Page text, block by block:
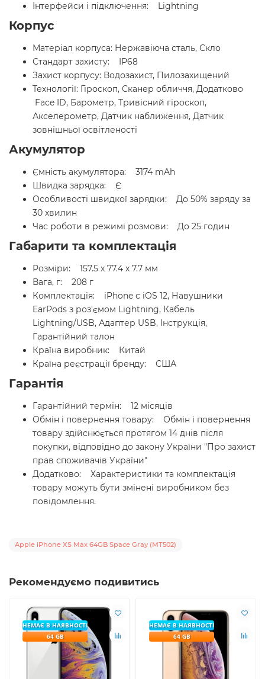
Інтерфейси і підключення: Lightning
Корпус
Матеріал корпуса: Нержавіюча сталь, Скло
Стандарт захисту: IP68
Захист корпусу: Водозахист, Пилозахищений
Технології: Гіроскоп, Сканер обличчя, Додатково
Face ID, Барометр, Тривісний гіроскоп,
Акселерометр, Датчик наближення, Датчик
зовнішньої освітленості
Акумулятор
Ємність акумулятора: 3174 mAh
Швидка зарядка: Є
Особливості швидкої зарядки: До 50% заряду за
30 хвилин
Час роботи в режимі розмови: До 25 годин
Габарити та комплектація
Розміри: 157.5 x 77.4 x 7.7 мм
Вага, г: 208 г
Комплектація: iPhone с iOS 12, Навушники
EarPods з роз'ємом Lightning, Кабель
Lightning/USB, Адаптер USB, Інструкція,
Гарантійний талон
Країна виробник: Китай
Країна реєстрації бренду: США
Гарантія
Гарантійний термін: 12 місяців
Обмін і повернення товару: Обмін і повернення
товару здійснюється протягом 14 днів після
покупки, відповідно до закону України "Про захист
прав споживачів України"
Додатково: Характеристики та комплектація
товару можуть бути змінені виробником без
повідомлення.
Apple iPhone XS Max 64GB Space Gray (MT502)
Рекомендуємо подивитись
НЕМАЄ В НАЯВНОСТІ
64 GB
НЕМАЄ В НАЯВНОСТІ
64 GB